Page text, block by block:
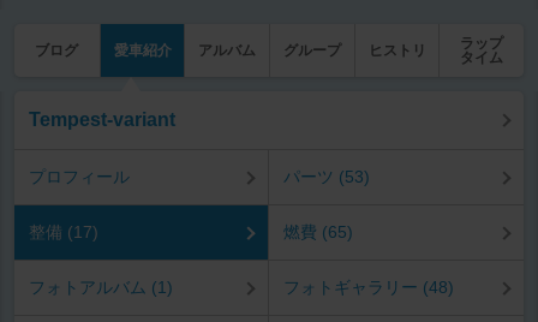
ブログ 愛車紹介 アルバム グループ ヒストリ
ラップ
タイム
Tempest-variant
プロフィール パーツ (53)
整備 (17) 燃費 (65)
フォトアルバム (1) フォトギャラリー (48)